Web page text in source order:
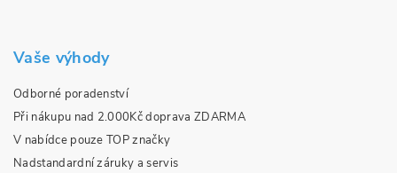
Vaše výhody
Odborné poradenství
Při nákupu nad 2.000Kč doprava ZDARMA
V nabídce pouze TOP značky
Nadstandardní záruky a servis